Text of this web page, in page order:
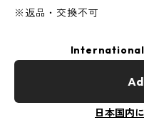
※返品・交換不可
日本国内